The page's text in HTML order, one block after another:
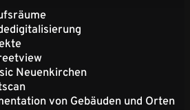
Neuenkirchen
von Gebäuden und Orten